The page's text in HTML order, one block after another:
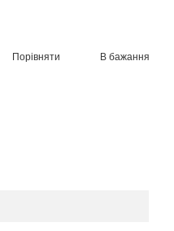
Порівняти В бажання